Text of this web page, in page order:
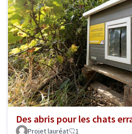
Des abris pour les chats
Projet lauréat 1